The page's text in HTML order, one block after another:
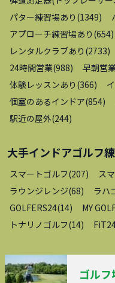
パター練習場あり (1349)
アプローチ練習場あり (654)
レンタルクラブあり (2733)
24時間営業(988) 早朝営
体験レッスンあり (366)
個室のあるインドア(854)
駅近の屋外(244)
大手インドアゴルフ
スマートゴルフ(207) ス
ラウンジレンジ(68) ラハ
GOLFERS24(14) MY
トナリノゴルフ(14)
ゴルフ